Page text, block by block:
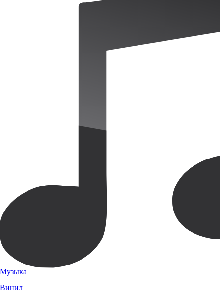
Музыка
Винил